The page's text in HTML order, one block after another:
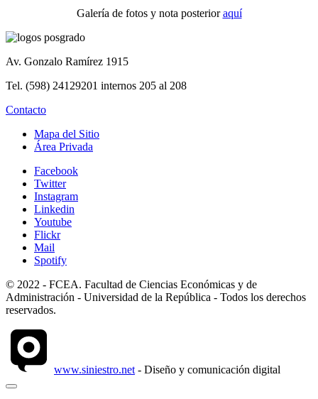
Galería de fotos y nota posterioraquí
Av. Gonzalo Ramírez 1915
Tel. (598) 24129201 internos 205 al 208
Contacto
Mapa del Sitio
Área Privada
Facebook
Twitter
Instagram
Linkedin
Youtube
Flickr
Mail
Spotify
© 2022 - FCEA. Facultad de Ciencias Económicas y de
Administración - Universidad de la República - Todos los derechos
reservados.
www.siniestro.net - Diseño y comunicación digital